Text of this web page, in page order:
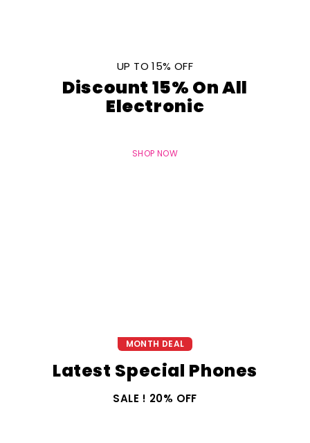
UP TO 15% OFF
Discount 15% On All
Electronic
SHOP NOW
MONTH DEAL
Latest Special Phones
SALE ! 20% OFF